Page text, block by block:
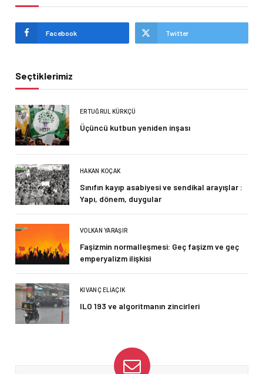
Facebook Twitter
Seçtiklerimiz
ERTUĞRUL KÜRKÇÜ
Üçüncü kutbun yeniden inşası
HAKAN KOÇAK
Sınıfın kayıp asabiyesi ve sendikal arayışlar :
Yapı, dönem, duygular
VOLKAN YARAŞIR
Faşizmin normalleşmesi: Geç faşizm ve geç
emperyalizm ilişkisi
KIVANÇ ELIAÇIK
ILO 193 ve algoritmanın zincirleri